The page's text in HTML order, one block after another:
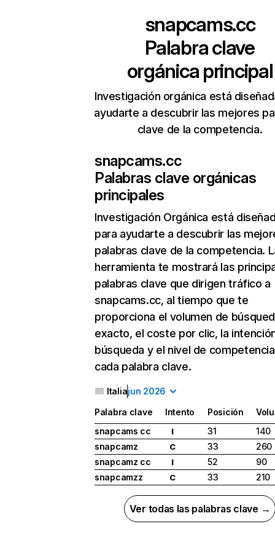
snapcams.cc
Palabra clave
orgánica principal
Investigación orgánica está
ayudarte a descubrir las mejores
clave de la competencia.
snapcams.cc
Palabras clave orgánicas
principales
Investigación Orgánica está
para ayudarte a descubrir las
palabras clave de la competencia.
herramienta te mostrará las
palabras clave que dirigen tráfico a
snapcams.cc, al tiempo que te
proporciona el volumen de
exacto, el coste por clic, la
búsqueda y el nivel de
cada palabra clave.
Italiajun 2026
Palabra clave Intento Posición
snapcams cc
I 31
140
snapcamz
C 33
260
snapcamz cc
I 52
90
snapcamzz
C 33 210
Ver todas las palabras clave →